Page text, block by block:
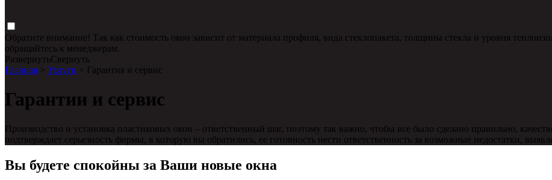
Обратите внимание! Так как стоимость окон зависит от материала профиля, вида стеклопакета, толщины стекла и уровня
обращайтесь к менеджерам.
РазвернутьСвернуть
Главная > Услуги > Гарантия и сервис
Гарантии и сервис
Производство и установка пластиковых окон – ответственный шаг, поэтому так важно, чтобы все было сделано правильно,
подтверждает серьезность фирмы, в которую вы обратились, ее готовность нести ответственность за возможные недостатки,
Вы будете спокойны за Ваши новые окна